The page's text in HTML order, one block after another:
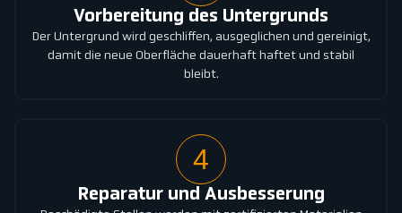
Vorbereitung des Untergrunds
Der Untergrund wird geschliffen, ausgeglichen und gereinigt,
damit die neue Oberfläche dauerhaft haftet und stabil
bleibt.
4
Reparatur und Ausbesserung